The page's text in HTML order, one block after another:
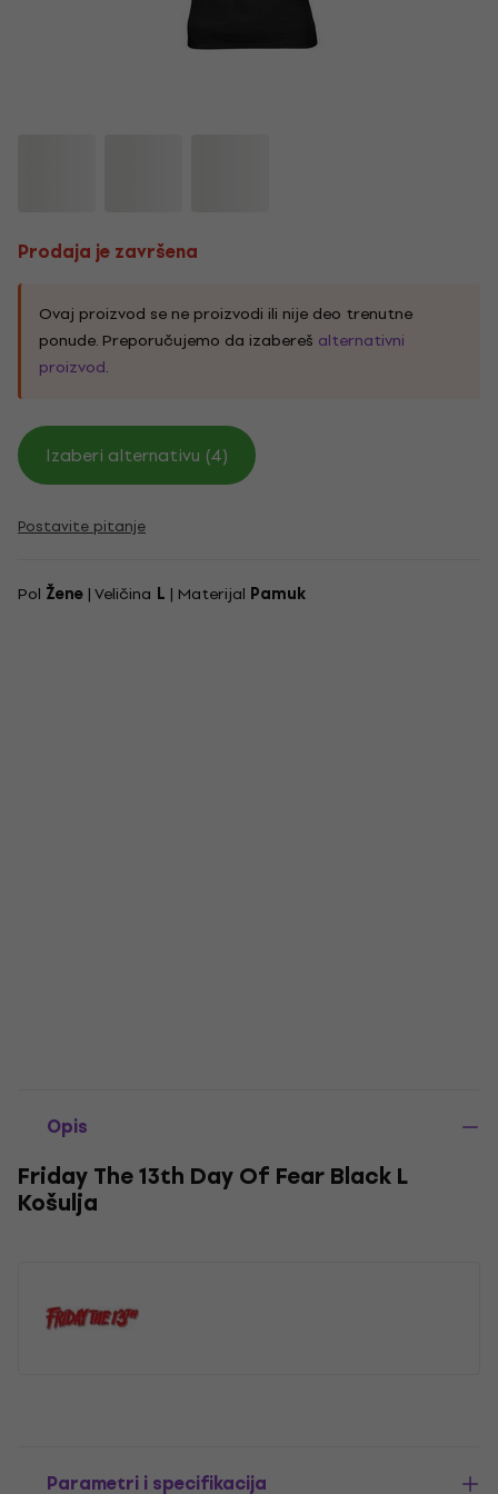
Prodaja je završena
Ovaj proizvod se ne proizvodi ili nije deo trenutne
ponude. Preporučujemo da izabereš alternativni
proizvod.
Izaberi alternativu (4)
Postavite pitanje
Pol Žene | Veličina L | Materijal Pamuk
Opis
Friday The 13th Day Of Fear Black L
Košulja
Parametri i specifikacija